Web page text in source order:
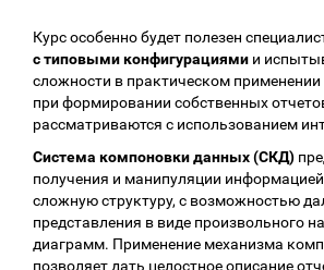
Курс особенно будет полезен
с типовыми конфигурациями и
сложности в практическом
при формировании собственных
рассматриваются с использованием
Система компоновки данных (СКД)
получения и манипуляции
сложную структуру, с возможностью
представления в виде произвольного
диаграмм. Применение механизма
позволяет дать целостное описание